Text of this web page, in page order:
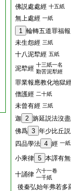
佛説處處經 十五紙
無上處經 一紙
1 輪轉五道罪福
未生怨經 三紙
十八泥犂經 五紙
泥犂經 十三紙一名
勤苦泥犁經
罪業報應教化地獄
僧護經 二十紙
未曾有經 三紙
迦 2 旃延説法沒
佛爲 3 年少比丘
四品學法 4 經 一紙
小乘律 5 本譯有
十誦律 六十一卷
一千紙
後秦弘始年弗若多